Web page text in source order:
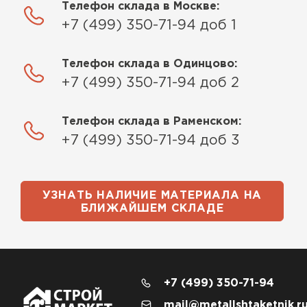
Телефон склада в Москве:
+7 (499) 350-71-94 доб 1
Телефон склада в Одинцово:
+7 (499) 350-71-94 доб 2
Телефон склада в Раменском:
+7 (499) 350-71-94 доб 3
УЗНАТЬ НАЛИЧИЕ МАТЕРИАЛА НА
БЛИЖАЙШЕМ СКЛАДЕ
+7 (499) 350-71-94
mail@metallshtaketnik.ru